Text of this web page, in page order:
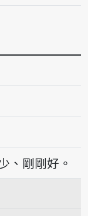
bô-tsing-tsha
、剛剛好。